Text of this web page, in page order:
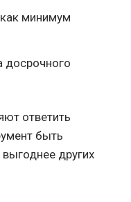
минимум
досрочного
ответить
быть
других